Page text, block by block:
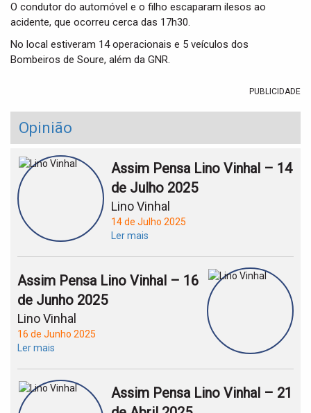
O condutor do automóvel e o filho escaparam ilesos ao
acidente, que ocorreu cerca das 17h30.
No local estiveram 14 operacionais e 5 veículos dos
Bombeiros de Soure, além da GNR.
PUBLICIDADE
Opinião
Assim Pensa Lino Vinhal – 14
de Julho 2025
Lino Vinhal
14 de Julho 2025
Ler mais
Assim Pensa Lino Vinhal – 16
de Junho 2025
Lino Vinhal
16 de Junho 2025
Ler mais
Assim Pensa Lino Vinhal – 21